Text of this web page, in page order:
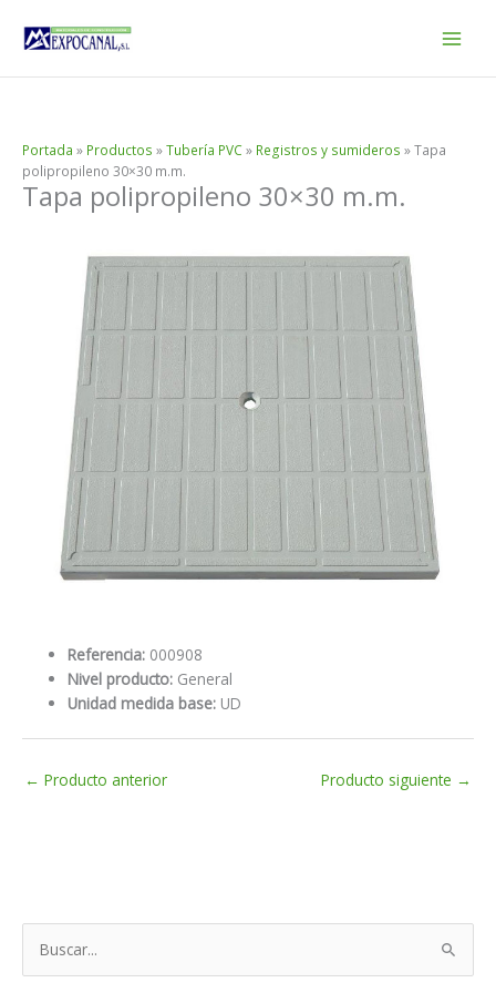
Portada » Productos »Tubería PVC» Registros y sumideros »Tapa
polipropileno 30×30 m.m.
Tapa polipropileno 30×30 m.m.
Referencia: 000908
Nivel producto: General
Unidad medida base: UD
← Producto anterior Producto siguiente →